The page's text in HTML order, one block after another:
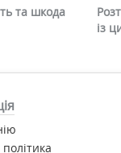
та шкода
із